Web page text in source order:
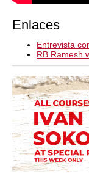
Enlaces
Entrevista
RB Ramesh